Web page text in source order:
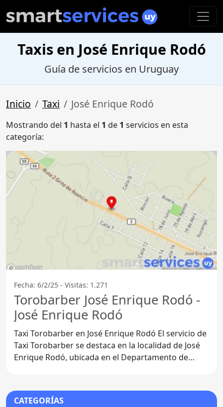
Taxis en José Enrique Rodó
Guía de servicios en Uruguay
Inicio Taxi José Enrique Rodó
Mostrando del 1 hasta el 1 de 1 servicios en esta
categoría:
Fecha: 6/2/25 - Visitas: 1.271
Torobarber José Enrique Rodó -
José Enrique Rodó
Taxi Torobarber en José Enrique Rodó El servicio de
Taxi Torobarber se destaca en la localidad de José
Enrique Rodó, ubicada en el Departamento de
CATEGORÍAS